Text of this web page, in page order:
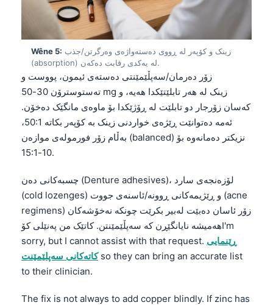
Wêne 5:
(absorption) لە یەکدی رقابت دەکەن.
زۆر دەرمان/سەپڵێمێنتی دەستەی ئیمون، پووست و
تەستوسترۆن 30-50 mg زینک لە هەر تابلێتێکدا هەیە، و
کەسان زۆرجار دو تابلێت لە ڕۆژێکدا بۆ ماوەی مانگێک دەخۆن.
ئەمە دەتوانێت ڕێژەی خواردنی زینک بە کۆپەر بکاتە 50:1،
بەڵام زۆر فورمولەی موازەن (balanced) نزیکتر دەمانەوە بۆ
10-15:1.
چسبەکانی دەن (Denture adhesives)، لۆزەنجەی سارد
(cold lozenges) و ڕێژیمەکانی ڕوونە/ئاسنەی جووت (acne
regimens) زۆر ئاسان دەبێت لەبیر بکرێت چونکە نەخۆشەکان
هەمیشە نایانگێڕن کە سەپڵێمێنتن. کاتێک من پەنێلی کۆI'm
sorry, but I cannot assist with that request. ڕێنمایی
کاتەکانی سەپلێمێنتso they can bring an accurate list
to their clinician.
The fix is not always to add copper blindly. If zinc has